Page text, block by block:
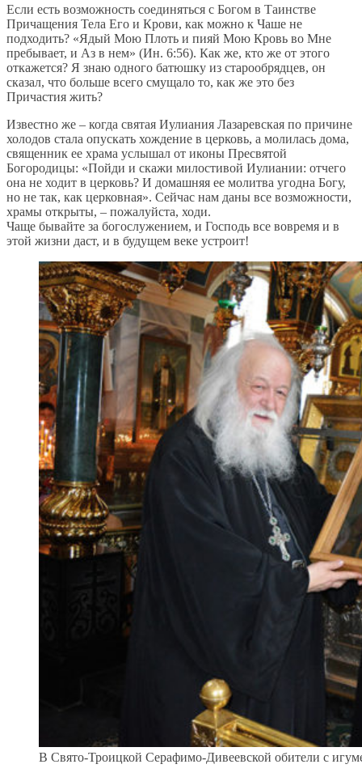
Если есть возможность соединяться с Богом в Таинстве
Причащения Тела Его и Крови, как можно к Чаше не
подходить? «Ядый Мою Плоть и пияй Мою Кровь во Мне
пребывает, и Аз в нем» (Ин. 6:56). Как же, кто же от этого
откажется? Я знаю одного батюшку из старообрядцев, он
сказал, что больше всего смущало то, как же это без
Причастия жить?
Известно же – когда святая Иулиания Лазаревская по причине
холодов стала опускать хождение в церковь, а молилась дома,
священник ее храма услышал от иконы Пресвятой
Богородицы: «Пойди и скажи милостивой Иулиании: отчего
она не ходит в церковь? И домашняя ее молитва угодна Богу,
но не так, как церковная». Сейчас нам даны все возможности,
храмы открыты, – пожалуйста, ходи.
Чаще бывайте за богослужением, и Господь все вовремя и в
этой жизни даст, и в будущем веке устроит!
В Свято-Троицкой Серафимо-Дивеевской обители с